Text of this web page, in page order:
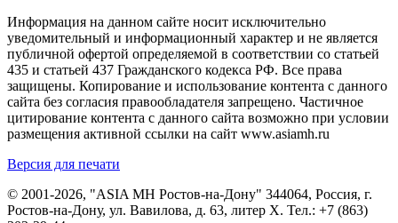
Информация на данном сайте носит исключительно
уведомительный и информационный характер и не является
публичной офертой определяемой в соответствии со статьей
435 и статьей 437 Гражданского кодекса РФ. Все права
защищены. Копирование и использование контента с данного
сайта без согласия правообладателя запрещено. Частичное
цитирование контента с данного сайта возможно при условии
размещения активной ссылки на сайт www.asiamh.ru
Версия для печати
© 2001-2026, "ASIA MH Ростов-на-Дону" 344064, Россия, г.
Ростов-на-Дону, ул. Вавилова, д. 63, литер Х. Тел.: +7 (863)